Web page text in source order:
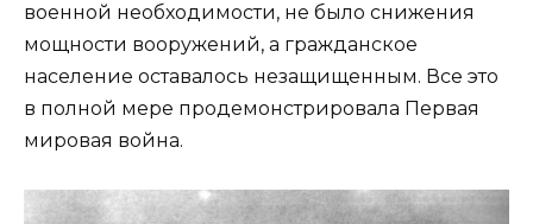
военной необходимости, не было снижения
мощности вооружений, а гражданское
население оставалось незащищенным. Все это
в полной мере продемонстрировала Первая
мировая война.